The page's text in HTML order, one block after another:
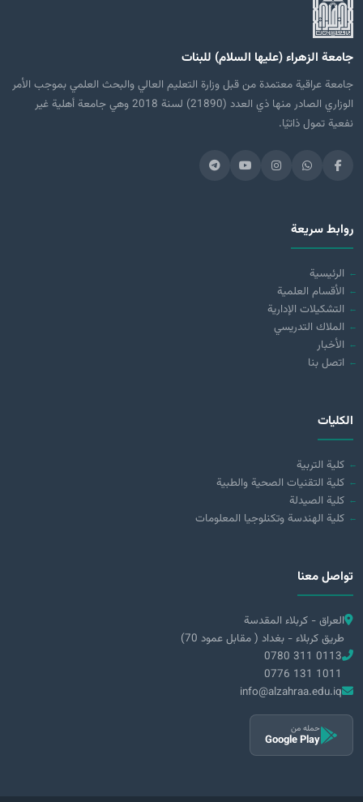
جامعة الزهراء (عليها السلام) للبنات
جامعة عراقية معتمدة من قبل وزارة التعليم العالي والبحث العلمي بموجب الأمر
الوزاري الصادر منها ذي العدد (21890) لسنة 2018 وهي جامعة أهلية غير
نفعية تمول ذاتيًا.
روابط سريعة
الرئيسية
الأقسام العلمية
التشكيلات الإدارية
الملاك التدريسي
الأخبار
اتصل بنا
الكليات
كلية التربية
كلية التقنيات الصحية والطبية
كلية الصيدلة
كلية الهندسة وتكنلوجيا المعلومات
تواصل معنا
العراق - كربلاء المقدسة
طريق كربلاء - بغداد ( مقابل عمود 70)
0780 311 0113
0776 131 1011
info@alzahraa.edu.iq
حمله من
Google Play